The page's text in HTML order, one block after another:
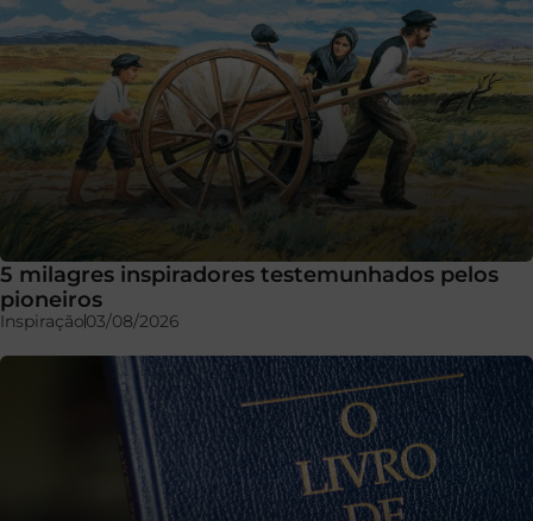
5 milagres inspiradores testemunhados pelos
pioneiros
Inspiração03/08/2026